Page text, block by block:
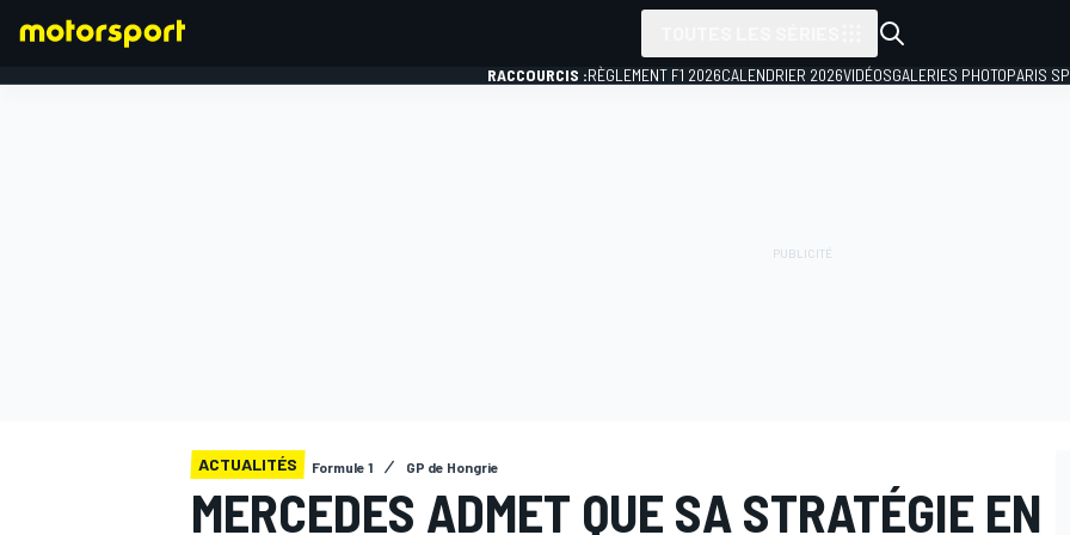
RACCOURCIS :RÈGLEMENT F1 2026CALENDRIER 2026VIDÉOSGALERIES PHOTOPARIS
ACTUALITÉS Formule 1 GP de Hongrie
MERCEDES ADMET QUE SA STRATÉGIE EN